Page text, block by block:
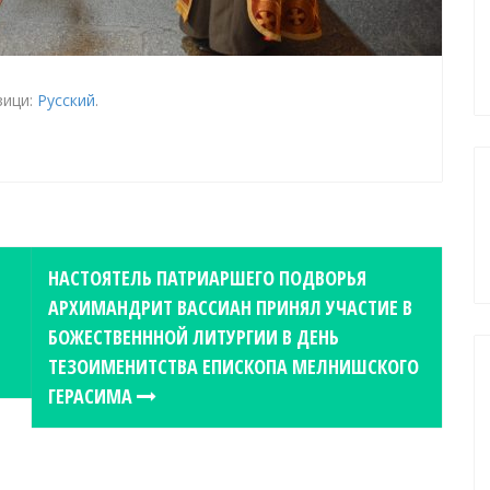
Русский.
НАСТОЯТЕЛЬ ПАТРИАРШЕГО ПОДВОРЬЯ
АРХИМАНДРИТ ВАССИАН ПРИНЯЛ УЧАСТИЕ В
БОЖЕСТВЕНННОЙ ЛИТУРГИИ В ДЕНЬ
ТЕЗОИМЕНИТСТВА ЕПИСКОПА МЕЛНИШСКОГО
ГЕРАСИМА